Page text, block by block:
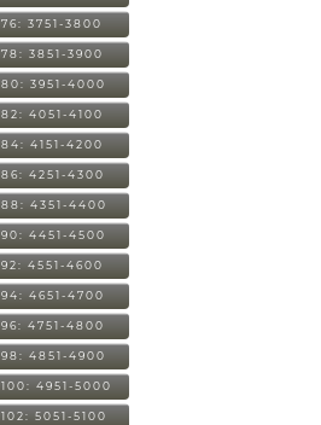
76: 3751-3800
78: 3851-3900
80: 3951-4000
82: 4051-4100
84: 4151-4200
86: 4251-4300
88: 4351-4400
90: 4451-4500
92: 4551-4600
94: 4651-4700
96: 4751-4800
98: 4851-4900
100: 4951-5000
102: 5051-5100